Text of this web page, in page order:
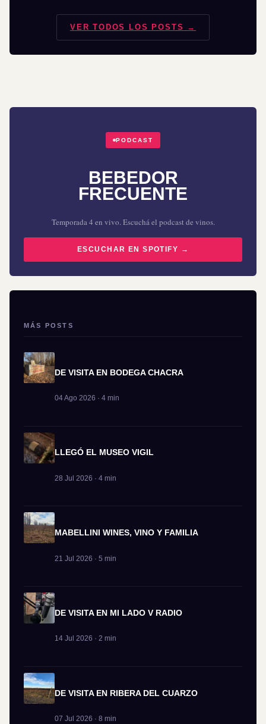
VER TODOS LOS POSTS →
PODCAST
BEBEDOR
FRECUENTE
Temporada 4 en vivo. Escuchá el podcast de vinos.
ESCUCHAR EN SPOTIFY →
MÁS POSTS
DE VISITA EN BODEGA CHACRA
04 Ago 2026 · 4 min
LLEGÓ EL MUSEO VIGIL
28 Jul 2026 · 4 min
MABELLINI WINES, VINO Y FAMILIA
21 Jul 2026 · 5 min
DE VISITA EN MI LADO V RADIO
14 Jul 2026 · 2 min
DE VISITA EN RIBERA DEL CUARZO
07 Jul 2026 · 8 min